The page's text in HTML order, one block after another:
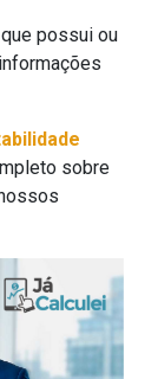
possui ou
sobre